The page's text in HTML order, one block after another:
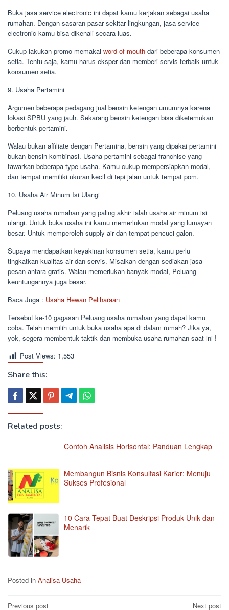
Buka jasa service electronic ini dapat kamu kerjakan sebagai usaha
rumahan. Dengan sasaran pasar sekitar lingkungan, jasa service
electronic kamu bisa dikenali secara luas.
Cukup lakukan promo memakai word of mouth dari beberapa konsumen
setia. Tentu saja, kamu harus eksper dan memberi servis terbaik untuk
konsumen setia.
9. Usaha Pertamini
Argumen beberapa pedagang jual bensin ketengan umumnya karena
lokasi SPBU yang jauh. Sekarang bensin ketengan bisa diketemukan
berbentuk pertamini.
Walau bukan affiliate dengan Pertamina, bensin yang dipakai pertamini
bukan bensin kombinasi. Usaha pertamini sebagai franchise yang
tawarkan beberapa type usaha. Kamu cukup mempersiapkan modal,
dan tempat memiliki ukuran kecil di tepi jalan untuk tempat pom.
10. Usaha Air Minum Isi Ulangi
Peluang usaha rumahan yang paling akhir ialah usaha air minum isi
ulangi. Untuk buka usaha ini kamu memerlukan modal yang lumayan
besar. Untuk memperoleh supply air dan tempat pencuci galon.
Supaya mendapatkan keyakinan konsumen setia, kamu perlu
tingkatkan kualitas air dan servis. Misalkan dengan sediakan jasa
pesan antara gratis. Walau memerlukan banyak modal, Peluang
keuntungannya juga besar.
Baca Juga : Usaha Hewan Peliharaan
Tersebut ke-10 gagasan Peluang usaha rumahan yang dapat kamu
coba. Telah memilih untuk buka usaha apa di dalam rumah? Jika ya,
yok, segera membentuk taktik dan membuka usaha rumahan saat ini !
Post Views: 1,553
Share this:
Related posts:
Contoh Analisis Horisontal: Panduan Lengkap
Membangun Bisnis Konsultasi Karier: Menuju
Sukses Profesional
10 Cara Tepat Buat Deskripsi Produk Unik dan
Menarik
Posted in Analisa Usaha
Previous post Next post